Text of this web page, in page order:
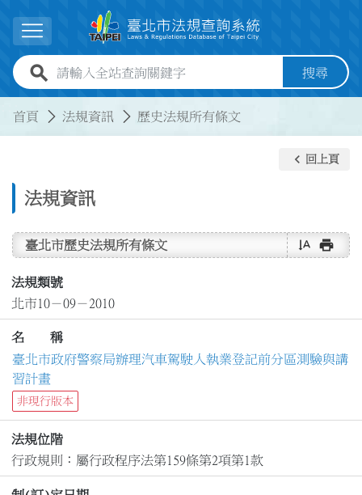
展開選單
全站查詢關鍵字欄位 搜尋
首頁 法規資訊 歷史法規所有條文
法規資訊
keyboard_arrow_left 回上頁
臺北市歷史法規所有條文 text_rotate_vertical print
法規類號
北市10－09－2010
名 稱
臺北市政府警察局辦理汽車駕駛人執業登記前分區測驗與講
習計畫
非現行版本
法規位階
行政規則：屬行政程序法第159條第2項第1款